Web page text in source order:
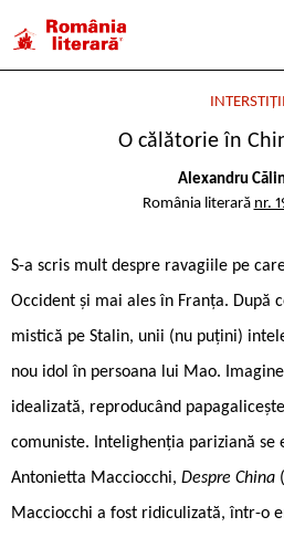
INTERSTIȚII
O călătorie în
Alexandru
România literară nr.
S-a scris mult despre ravagiile pe
Occident și mai ales în Franța. După
mistică pe Stalin, unii (nu puțini)
nou idol în persoana lui Mao.
idealizată, reproducând
comuniste. Intelighenția pariziană
Antonietta Macciocchi, Despre China
Macciocchi a fost ridiculizată, într-o